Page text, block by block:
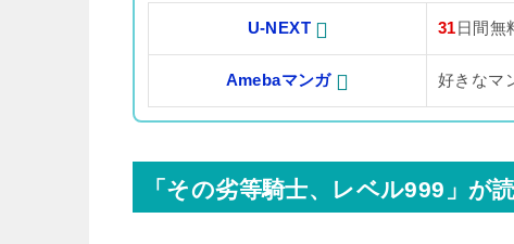
U-NEXT 31 日間無
Amebaマンガ 好きなマ
「その劣等騎士、レベル999」が